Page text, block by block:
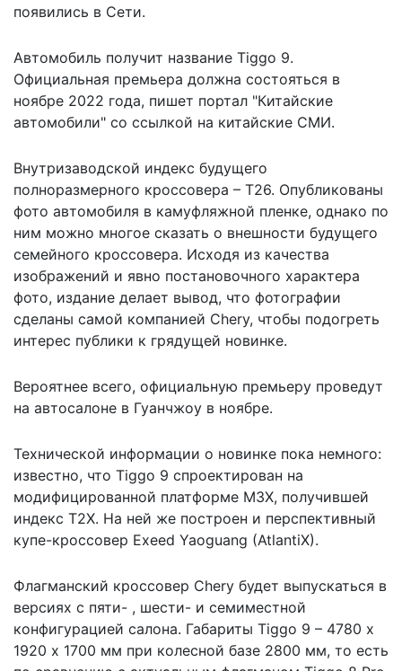
появились в Сети.
Автомобиль получит название Tiggo 9.
Официальная премьера должна состояться в
ноябре 2022 года, пишет портал "Китайские
автомобили" со ссылкой на китайские СМИ.
Внутризаводской индекс будущего
полноразмерного кроссовера – Т26. Опубликованы
фото автомобиля в камуфляжной пленке, однако по
ним можно многое сказать о внешности будущего
семейного кроссовера. Исходя из качества
изображений и явно постановочного характера
фото, издание делает вывод, что фотографии
сделаны самой компанией Chery, чтобы подогреть
интерес публики к грядущей новинке.
Вероятнее всего, официальную премьеру проведут
на автосалоне в Гуанчжоу в ноябре.
Технической информации о новинке пока немного:
известно, что Tiggo 9 спроектирован на
модифицированной платформе M3X, получившей
индекс T2X. На ней же построен и перспективный
купе-кроссовер Exeed Yaoguang (AtlantiX).
Флагманский кроссовер Chery будет выпускаться в
версиях с пяти- , шести- и семиместной
конфигурацией салона. Габариты Tiggo 9 – 4780 х
1920 х 1700 мм при колесной базе 2800 мм, то есть